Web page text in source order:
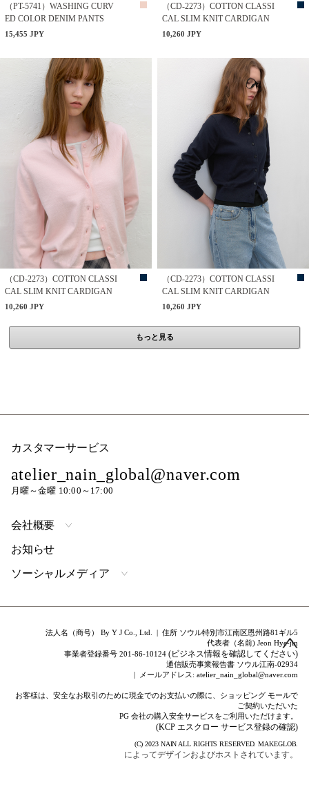
（PT-5741）WASHING CURV
ED COLOR DENIM PANTS
15,455 JPY
（CD-2273）COTTON CLASSI
CAL SLIM KNIT CARDIGAN
10,260 JPY
（CD-2273）COTTON CLASSI
CAL SLIM KNIT CARDIGAN
10,260 JPY
（CD-2273）COTTON CLASSI
CAL SLIM KNIT CARDIGAN
10,260 JPY
もっと見る
カスタマーサービス
atelier_nain_global@naver.com
月曜～金曜 10:00～17:00
会社概要
お知らせ
ソーシャルメディア
法人名（商号） By Y J Co., Ltd. | 住所 ソウル特別市江南区恩州路81ギル5
代表者（名前) Jeon Hye-jin
事業者登録番号 201-86-10124(ビジネス情報を確認してください)
通信販売事業報告書 ソウル江南-02934
| メールアドレス: atelier_nain_global@naver.com
お客様は、安全なお取引のために現金でのお支払いの際に、ショッピング モールで
ご契約いただいた
PG 会社の購入安全サービスをご利用いただけます。
(KCP エスクロー サービス登録の確認)
(C) 2023 NAIN ALL RIGHTS RESERVED.MAKEGLOB.
によってデザインおよびホストされています。